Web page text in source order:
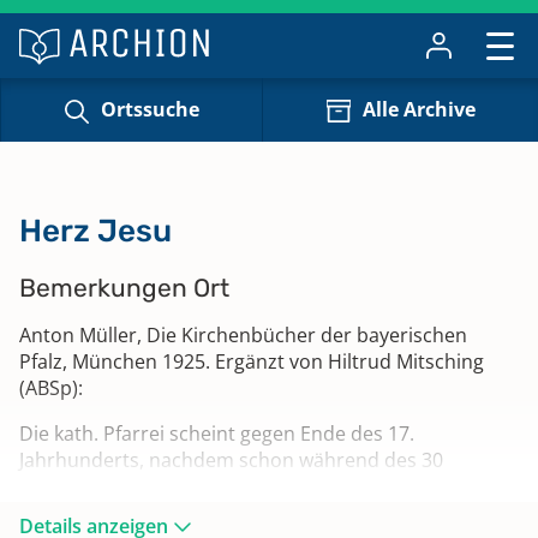
Ortssuche Alle Archive
Herz Jesu
Bemerkungen Ort
Anton Müller, Die Kirchenbücher der bayerischen
Pfalz, München 1925. Ergänzt von Hiltrud Mitsching
(ABSp):
Die kath. Pfarrei scheint gegen Ende des 17.
Jahrhunderts, nachdem schon während des 30
Gottesdienst gehalten worden war, wieder erstanden
Details anzeigen